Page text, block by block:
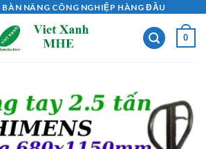
NÂNG CÔNG NGHIỆP HÀNG ĐẦU
0